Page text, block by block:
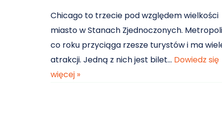
Chicago to trzecie pod względem wielkości
miasto w Stanach Zjednoczonych.
co roku przyciąga rzesze turystów i ma
atrakcji. Jedną z nich jest bilet… Dowiedz się
więcej »